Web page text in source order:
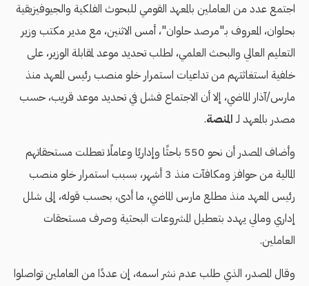
اجتمع عدد من العاملين بالمعهد القومي للبحوث الفلكية والجيوفيزيقية
بحلوان، المعروف بـ"مرصد حلوان"، أمس الاثنين، مع مدير مكتب وزير
التعليم العالي والبحث العلمي، لطلب تحديد موعد لمقابلة الوزير، على
خلفية استغاثتهم من تداعيات استمرار خلو منصب رئيس المعهد منذ
مارس/آذار الماضي، إلا أن الاجتماع فشل في تحديد موعد قريب، حسب
مصدر بالمعهد لـ المنصة.
وأضاف المصدر أن نحو 550 باحثًا وإداريًا وعاملًا تعطلت مستحقاتهم
المالية من حوافز ومكافآت منذ 3 أشهر، بسبب استمرار خلو منصب
رئيس المعهد منذ مطلع مارس الماضي، ما أدى، بحسب قوله، إلى شلل
إداري ومالي يهدد بتعطيل المشروعات البحثية وصرف مستحقات
العاملين.
وقال المصدر، الذي طلب عدم نشر اسمه، إن عددًا من العاملين تواصلوا